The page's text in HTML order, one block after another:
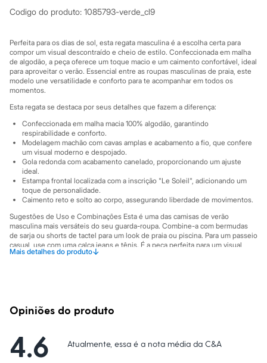
Rasteirinhas
Tênis
Marcas
City
Clock House
Mindset
Yessica
Moda esportiva
Acessórios
Blusas
Calçados
Leggings
Shorts e Bermudas
Tops
Moda íntima
Calcinhas
Cintas e Modeladores
Meias
Pijamas
Sutiãs e Tops
Personagens
Plus size
Calças
Casacos e Jaquetas
Jeans
Codigo do produto: 1085793-verde_cl9
Perfeita para os dias de sol, esta regata masculina é a escolha certa para
compor um visual descontraído e cheio de estilo. Confeccionada em malha
de algodão, a peça oferece um toque macio e um caimento confortável, ideal
para aproveitar o verão. Essencial entre as roupas masculinas de praia, este
modelo une versatilidade e conforto para te acompanhar em todos os
momentos.
Esta regata se destaca por seus detalhes que fazem a diferença:
Confeccionada em malha macia 100% algodão, garantindo
respirabilidade e conforto.
Modelagem machão com cavas amplas e acabamento a fio, que confere
um visual moderno e despojado.
Gola redonda com acabamento canelado, proporcionando um ajuste
ideal.
Estampa frontal localizada com a inscrição "Le Soleil", adicionando um
toque de personalidade.
Caimento reto e solto ao corpo, assegurando liberdade de movimentos.
Sugestões de Uso e Combinações Esta é uma das camisas de verão
masculina mais versáteis do seu guarda-roupa. Combine-a com bermudas
de sarja ou shorts de tactel para um look de praia ou piscina. Para um passeio
casual, use com uma calça jeans e tênis. É a peça perfeita para um visual
relaxado em dias quentes, seja na praia, em um churrasco com amigos ou em
O Modelo veste tamanho M.
Altura: 180cm / Busto: 83cm / Cintura: 66cm / Quadril: 89cm.
Mais detalhes do produto↓
Informacoes gerais:
Material
Opiniões do produto
4.6 Atualmente, essa é a nota média da C&A